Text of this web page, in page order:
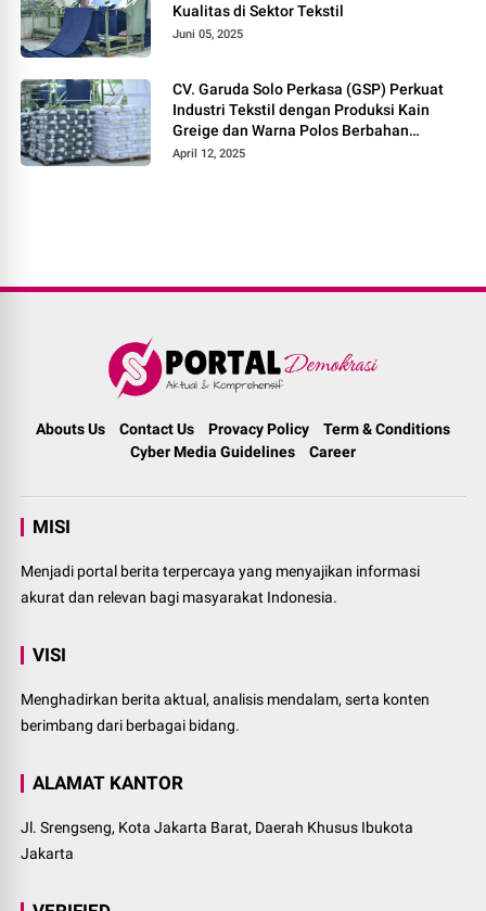
Kualitas di Sektor Tekstil
Juni 05, 2025
CV. Garuda Solo Perkasa (GSP) Perkuat
Industri Tekstil dengan Produksi Kain
Greige dan Warna Polos Berbahan
Tetoron Rayon
April 12, 2025
Abouts Us Contact Us Provacy Policy
Term & Conditions
Cyber Media Guidelines
Career
MISI
Menjadi portal berita terpercaya yang menyajikan informasi
akurat dan relevan bagi masyarakat Indonesia.
VISI
Menghadirkan berita aktual, analisis mendalam, serta konten
berimbang dari berbagai bidang.
ALAMAT KANTOR
Jl. Srengseng, Kota Jakarta Barat, Daerah Khusus Ibukota
Jakarta